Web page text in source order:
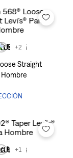
+2
Straight
Hombre
+1